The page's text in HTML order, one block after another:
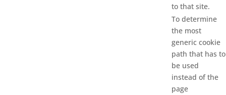
to that site.
To determine
the most
generic cookie
path that has to
be used
instead of the
page